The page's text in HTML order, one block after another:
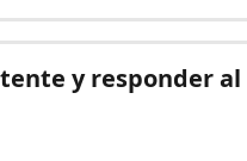
y responder